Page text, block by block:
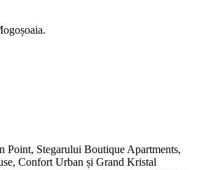
Stegarului Boutique Apartments,
Confort Urban și Grand Kristal